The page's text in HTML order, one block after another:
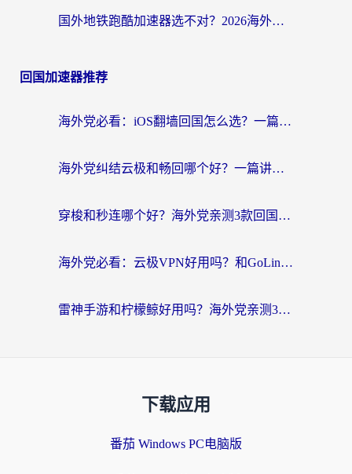
国外地铁跑酷加速器选不对？2026海外玩家必看的国服游戏加速全攻略
回国加速器推荐
海外党必看：iOS翻墙回国怎么选？一篇搞定无缝访问国内资源
海外党纠结云极和畅回哪个好？一篇讲透回国加速器怎么选（附避坑指南）
穿梭和秒连哪个好？海外党亲测3款回国加速器，教你在国外正常浏览国内网站
海外党必看：云极VPN好用吗？和GoLinkVPN对比哪个回国效果更好？附真实体验指南
雷神手游和柠檬鲸好用吗？海外党亲测3款回国加速器，教你避开破解VPN坑
下载应用
番茄 Windows PC电脑版